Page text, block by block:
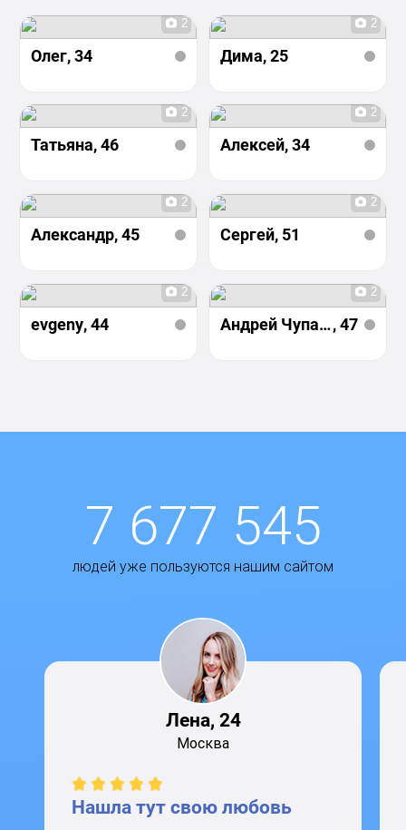
2
Олег, 34
2
Дима, 25
2
Татьяна, 46
2
Алексей, 34
2
Александр, 45
2
Сергей, 51
2
evgeny, 44
2
Андрей Чупаков, 47
7 677 545
людей уже пользуются нашим сайтом
Лена, 24
Москва
Нашла тут свою любовь